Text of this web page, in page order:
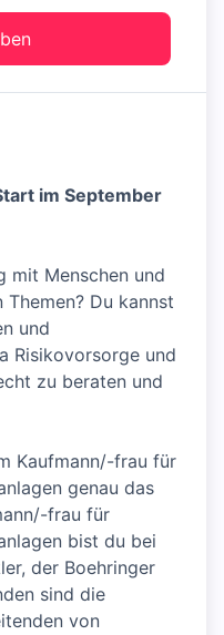
im September
mit Menschen und
Du kannst
und
Risikovorsorge und
zu beraten und
Kaufmann/-frau für
genau das
frau für
bist du bei
der Boehringer
sind die
von